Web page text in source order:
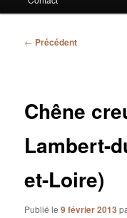
Navigation
← Précédent
Chêne
Lambert-
et-Loire)
Publié le9 février 2013